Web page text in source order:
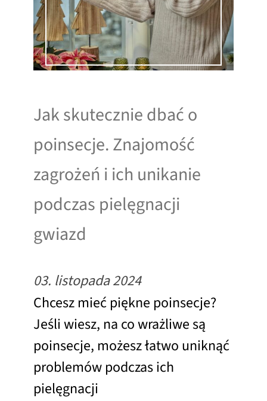
Jak skutecznie dbać o
poinsecje. Znajomość
zagrożeń i ich unikanie
podczas pielęgnacji
gwiazd
03. listopada 2024
Chcesz mieć piękne poinsecje?
Jeśli wiesz, na co wrażliwe są
poinsecje, możesz łatwo uniknąć
problemów podczas ich
pielęgnacji